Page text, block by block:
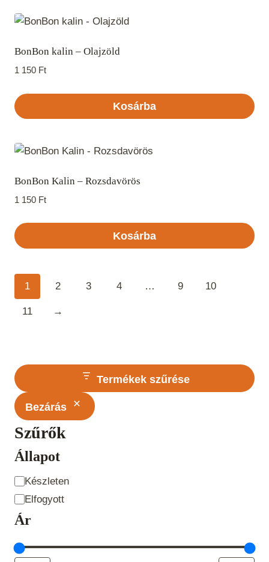
BonBon kalin – Olajzöld
1 150 Ft
Kosárba
BonBon Kalin – Rozsdavörös
1 150 Ft
Kosárba
1 2 3 4 … 9 10
11 →
Termékek szűrése
Bezárás
Szűrők
Állapot
Állapot
Készleten
Elfogyott
Ár